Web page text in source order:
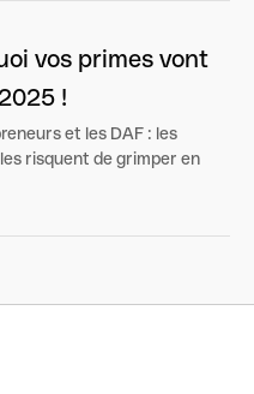
vos primes vont
!
et les DAF : les
risquent de grimper en